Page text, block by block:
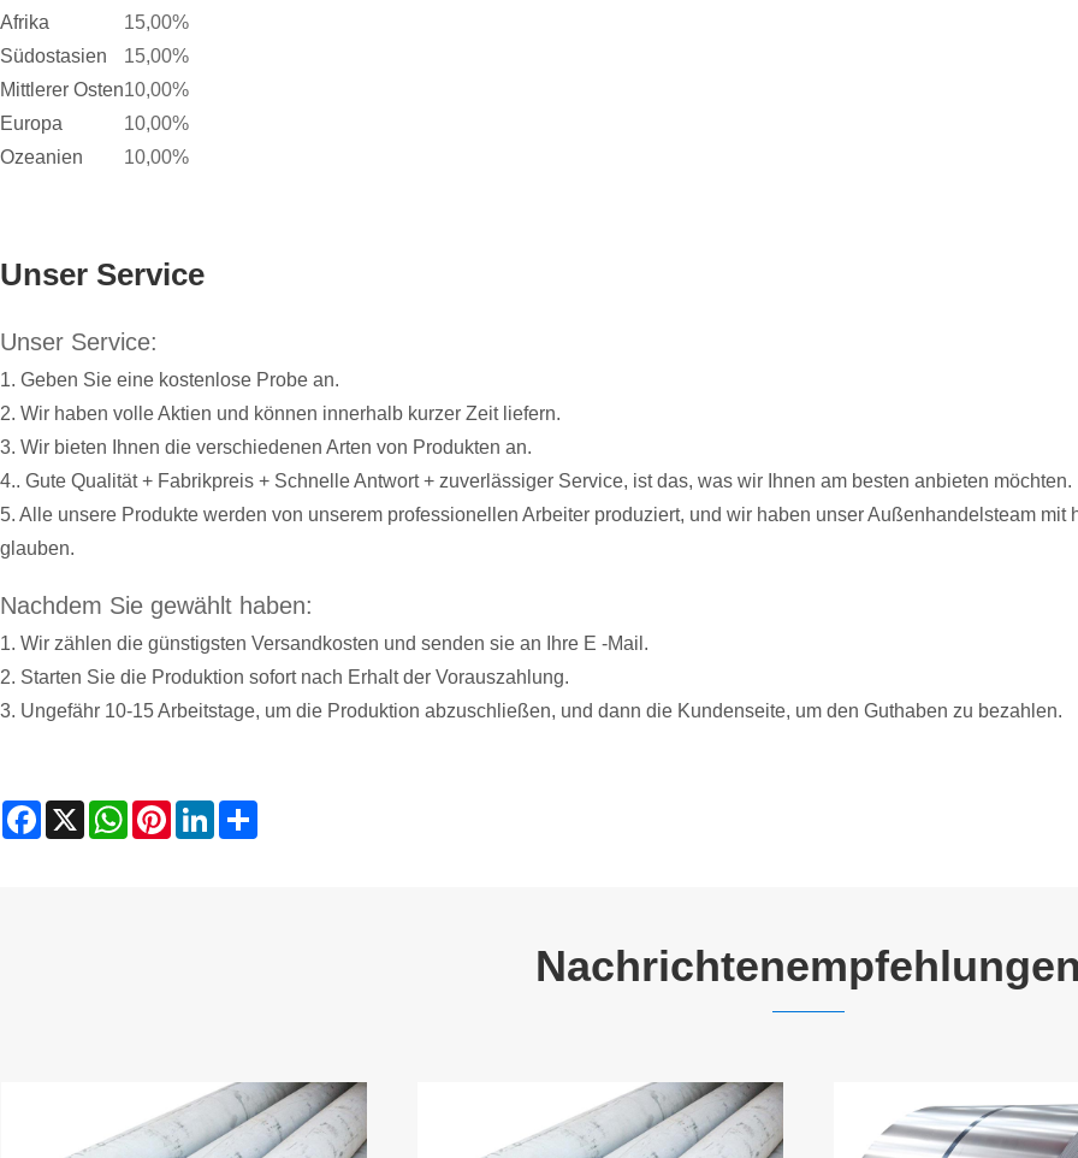
Afrika
15,00%
Südostasien
15,00%
Mittlerer Osten10,00%
Europa
10,00%
Ozeanien
10,00%
Unser Service
Unser Service:
1. Geben Sie eine kostenlose Probe an.
2. Wir haben volle Aktien und können innerhalb kurzer Zeit liefern.
3. Wir bieten Ihnen die verschiedenen Arten von Produkten an.
4.. Gute Qualität + Fabrikpreis + Schnelle Antwort + zuverlässiger Service, ist das, was wir Ihnen am besten anbieten möchten.
5. Alle unsere Produkte werden von unserem professionellen Arbeiter produziert, und wir haben unser Außenhandelsteam
glauben.
Nachdem Sie gewählt haben:
1. Wir zählen die günstigsten Versandkosten und senden sie an Ihre E -Mail.
2. Starten Sie die Produktion sofort nach Erhalt der Vorauszahlung.
3. Ungefähr 10-15 Arbeitstage, um die Produktion abzuschließen, und dann die Kundenseite, um den Guthaben zu bezahlen.
Facebook
X WhatsAppPinterestLinkedIn